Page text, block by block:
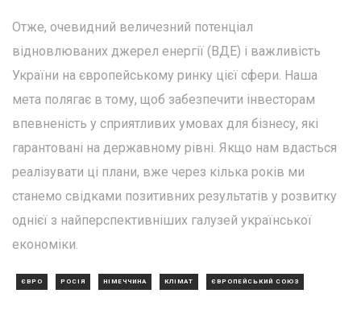
Отже, очевидний величезний потенціал
відновлюваних джерел енергії (ВДЕ) і важливість
України на європейському ринку цієї сфери. Наша
мета полягає в тому, щоб забезпечити інвесторам
впевненість у сприятливих умовах для бізнесу, які
гарантовані на державному рівні. Якщо нам вдасться
реалізувати ці плани, вже через кілька років ми
станемо свідками позитивних результатів у розвитку
однієї з найперспективніших галузей української
економіки.
ЄВРО РОСІЯ НІМЕЧЧИНА КЛІМАТ ЄВРОПЕЙСЬКИЙ СОЮЗ